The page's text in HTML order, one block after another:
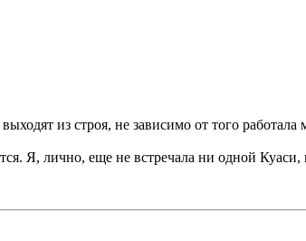
из строя, не зависимо от того
Я, лично, еще не встречала ни одной